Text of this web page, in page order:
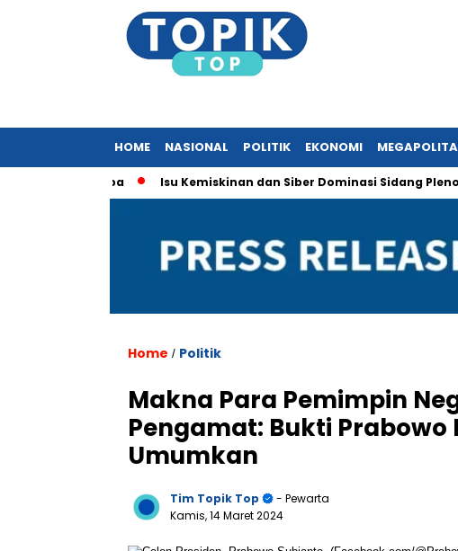
HOME NASIONAL POLITIK EKONOMI
Isu Kemiskinan dan Siber Dominasi Sidang Pleno KTT
Home / Politik
Makna Para Pemimpin
Pengamat: Bukti Prabowo
Umumkan
Tim Topik Top
- Pewarta
Kamis, 14 Maret 2024